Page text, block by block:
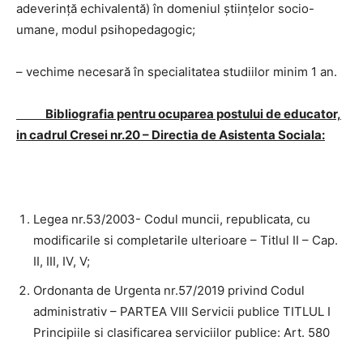
adeverință echivalentă) în domeniul științelor socio-
umane, modul psihopedagogic;
– vechime necesară în specialitatea studiilor minim 1 an.
Bibliografia pentru ocuparea postului de educator,
in cadrul Cresei nr.20 – Directia de Asistenta Sociala:
Legea nr.53/2003- Codul muncii, republicata, cu
modificarile si completarile ulterioare – Titlul II – Cap.
II, III, IV, V;
Ordonanta de Urgenta nr.57/2019 privind Codul
administrativ – PARTEA VIII Servicii publice TITLUL I
Principiile si clasificarea serviciilor publice: Art. 580